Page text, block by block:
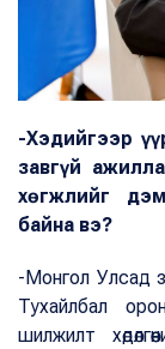
-Хэдийгээр
завгүй
хөгжлийг
байна вэ?
-Монгол Улсад
Тухайлбал
шилжилт